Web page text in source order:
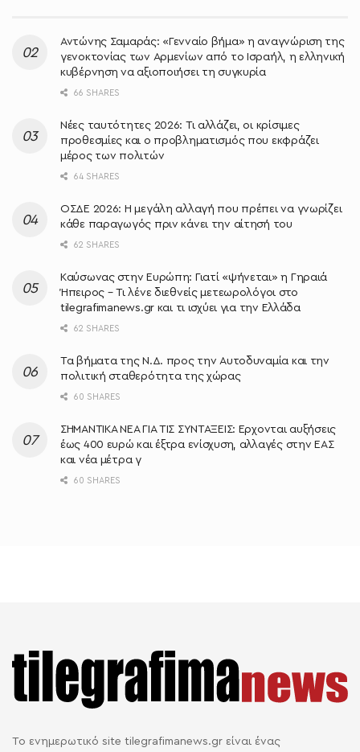
Αντώνης Σαμαράς: «Γενναίο βήμα» η αναγνώριση της
γενοκτονίας των Αρμενίων από το Ισραήλ, η ελληνική
κυβέρνηση να αξιοποιήσει τη συγκυρία
66 SHARES
Νέες ταυτότητες 2026: Τι αλλάζει, οι κρίσιμες
προθεσμίες και ο προβληματισμός που εκφράζει
μέρος των πολιτών
64 SHARES
ΟΣΔΕ 2026: Η μεγάλη αλλαγή που πρέπει να γνωρίζει
κάθε παραγωγός πριν κάνει την αίτησή του
62 SHARES
Καύσωνας στην Ευρώπη: Γιατί «ψήνεται» η Γηραιά
Ήπειρος – Τι λένε διεθνείς μετεωρολόγοι στο
tilegrafimanews.gr και τι ισχύει για την Ελλάδα
62 SHARES
Τα βήματα της Ν.Δ. προς την Αυτοδυναμία και την
πολιτική σταθερότητα της χώρας
60 SHARES
ΣΗΜΑΝΤΙΚΑ ΝΕΑ ΓΙΑ ΤΙΣ ΣΥΝΤΑΞΕΙΣ: Έρχονται αυξήσεις
έως 400 ευρώ και έξτρα ενίσχυση, αλλαγές στην ΕΑΣ
και νέα μέτρα γ
60 SHARES
Το ενημερωτικό site tilegrafimanews.gr είναι ένας